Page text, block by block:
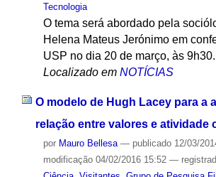
Tecnologia
O tema será abordado pela
Helena Mateus Jerónimo em
USP no dia 20 de março, às 9h30.
Localizado em NOTÍCIAS
O modelo de Hugh Lacey para a
relação entre valores e atividade
por Mauro Bellesa — publicado12/03/
modificação04/02/2016 15:52 —